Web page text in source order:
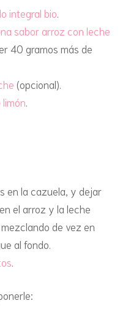
integral bio
sabor arroz con leche
40 gramos más de
(opcional).
en la cazuela, y dejar
el arroz y la leche
de vez en
al fondo.